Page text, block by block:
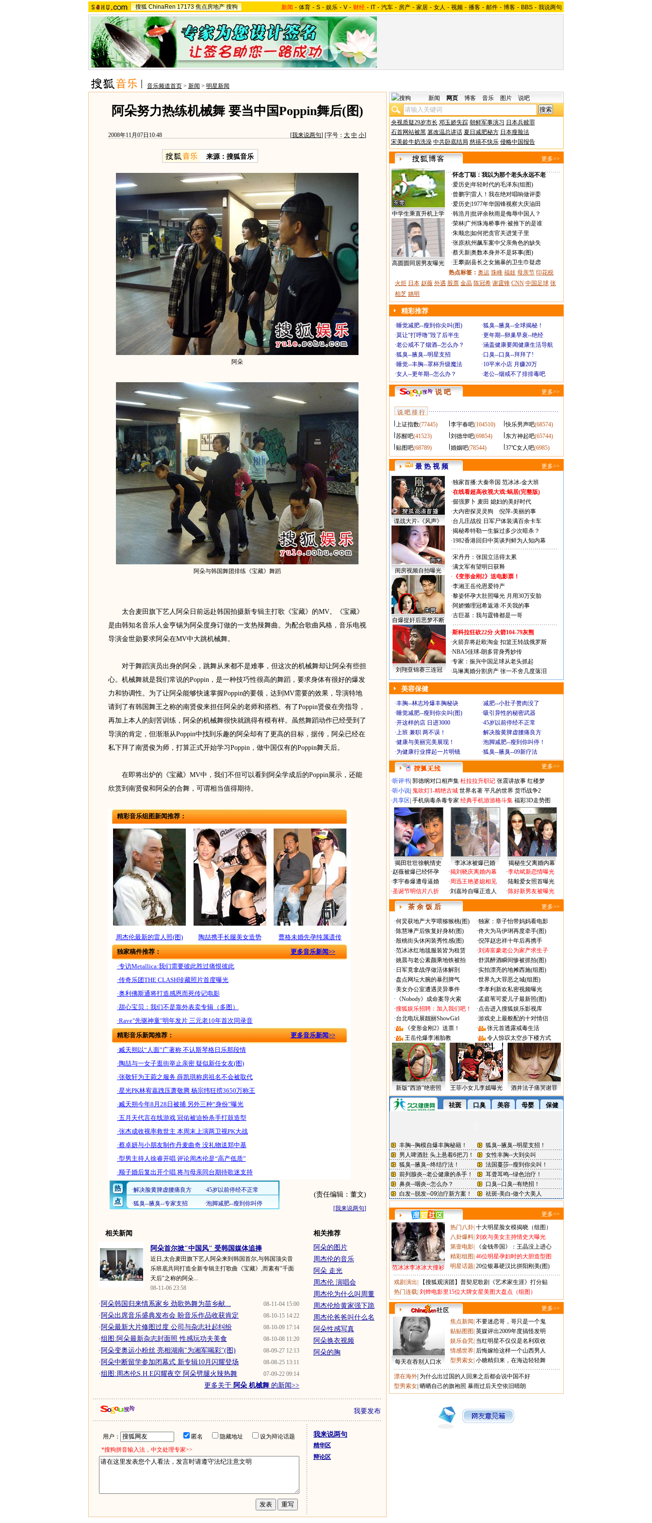
搜狐 ChinaRen 17173 焦点房地产 搜狗 新闻 - 体育 - S - 娱乐 - V - 财经 - IT - 汽车 - 房产 - 家居 - 女人 - 视频 - 播客 - 邮件 - 博客 - BBS - 我说两句
音乐频道首页 > 新闻 > 明星新闻
阿朵努力热练机械舞 要当中国Poppin舞后(图)
2008年11月07日10:48 [我来说两句] [字号： 大 中 小]
来源：搜狐音乐
阿朵
阿朵与韩国舞团排练《宝藏》舞蹈
太合麦田旗下艺人阿朵日前远赴韩国拍摄新专辑主打歌《宝藏》的MV。《宝藏》
是由韩知名音乐人金亨锡为阿朵度身订做的一支热辣舞曲。为配合歌曲风格，音乐电视
导演金世勋要求阿朵在MV中大跳机械舞。
对于舞蹈演员出身的阿朵，跳舞从来都不是难事，但这次的机械舞却让阿朵有些担
心。机械舞就是我们常说的Poppin，是一种技巧性很高的舞蹈，要求身体有很好的爆发
力和协调性。为了让阿朵能够快速掌握Poppin的要领，达到MV需要的效果，导演特地
请到了有韩国舞王之称的南贤俊来担任阿朵的老师和搭档。有了Poppin贤俊在旁指导，
再加上本人的刻苦训练，阿朵的机械舞很快就跳得有模有样。虽然舞蹈动作已经受到了
导演的肯定，但渐渐从Poppin中找到乐趣的阿朵却有了更高的目标，据传，阿朵已经在
私下拜了南贤俊为师，打算正式开始学习Poppin，做中国仅有的Poppin舞天后。
在即将出炉的《宝藏》MV中，我们不但可以看到阿朵学成后的Poppin展示，还能
欣赏到南贤俊和阿朵的合舞，可谓相当值得期待。
精彩音乐组图新闻推荐：
周杰伦最新的雷人照(图) 陶喆携手长腿美女造势
曹格未婚先孕纯属遗传
独家稿件推荐：
更多音乐新闻>>
·专访Metallica:我们需要彼此胜过痛恨彼此
·传奇乐团THE CLASH珍藏照片首度曝光
·奥利佛斯通将打造感恩而死传记电影
·甜心宝贝：我们不是靠外表卖专辑（多图）
·Rave"先驱神童"明年发片 三元老10年首次同录音
精彩音乐新闻推荐：
更多音乐新闻>>
·臧天朔以“人面”广著称 不认斯琴格日乐那段情
·陶喆与一女子逛街举止亲密 疑似新任女友(图)
·张敬轩为王菀之服务 薛凯琪称房祖名不会被取代
·星光PK林宥嘉跩压萧敬腾 杨宗纬狂捞3650万称王
·臧天朔今年8月28日被捕 另外三种“身份”曝光
·五月天代言在线游戏 冠佑被迫扮杀手打鼓造型
·张杰成收视率救世主 本周末上演两卫视PK大战
·蔡卓妍与小朋友制作丹麦曲奇 没礼物送郑中基
·型男主持人徐睿开唱 评论周杰伦是“高产低质”
·顺子婚后复出开个唱 将与母亲同台期待歌迷支持
(责任编辑：董文)
[我来说两句]
相关新闻
阿朵首尔掀"中国风" 受韩国媒体追捧
近日,太合麦田旗下艺人阿朵来到韩国首尔,与韩国顶尖音
乐班底共同打造全新专辑主打歌曲《宝藏》,而素有"千面
天后"之称的阿朵...
08-11-06 23:58
08-11-04 15:00
· 阿朵韩国归来情系家乡 劲歌热舞为苗乡献...
08-10-15 14:22
· 阿朵出席音乐盛典发布会 盼音乐作品收获肯定
08-10-09 17:14
· 阿朵最新大片修图过度 公司与杂志社起纠纷
08-10-08 11:20
·组图:阿朵最新杂志封面照 性感玩功夫美食
08-09-27 12:13
· 阿朵变奥运小粉丝 亮相湖南"为湘军喝彩"(图)
08-08-25 13:11
· 阿朵中断留学参加闭幕式 新专辑10月闪耀登场
07-09-22 09:14
·组图:周杰伦S.H.E闪耀夜空 阿朵劈腿火辣热舞
更多关于 阿朵 机械舞 的新闻>>
相关推荐
阿朵的图片
周杰伦的音乐
阿朵 走光
周杰伦 演唱会
周杰伦为什么叫周董
周杰伦给黄家强下跪
周杰伦爸爸叫什么名
阿朵性感写真
阿朵换衣视频
阿朵的胸
我要发布
用户： 匿名 隐藏地址
设为辩论话题
*搜狗拼音输入法，中文处理专家>>
我来说两句
精华区
辩论区
新闻 网页 博客 音乐 图片 说吧
央视质疑29岁市长 邓玉娇失踪 朝鲜军事演习 日本兵赎罪
石首网站被黑 篡改温总讲话 夏日减肥秘方 日本瘦脸法
宋美龄牛奶洗澡 中共卧底结局 慈禧不快乐 侵略中国报告
更多>>
中学生乘直升机上学
高圆圆同居男友曝光
·怀念丁聪：我以为那个老头永远不老
·爱历史 年轻时代的毛泽东(组图)
·曾鹏宇|雷人！我在绝对唱响做评委
·爱历史 1977年华国锋视察大庆油田
·韩浩月 批评余秋雨是侮辱中国人？
·荣林| 广州珠海桥事件:被推下的是谁
·朱顺忠 如何把贪官关进笼子里
·张原|杭州飙车案中父亲角色的缺失
·蔡天新|奥数本身并不是坏事(图)
·王攀|副县长之女施暴的卫生巾疑虑
热点标签： 奥运 珠峰 福娃 母亲节 印花税
火炬 日本 赵薇 外遇 股票 金晶 陈冠希 谢霆锋 CNN 中国足球 张
柏芝 姚明
精彩推荐
·睡觉减肥--瘦到你尖叫(图) ·狐臭--腋臭--全球揭秘！
·莫让“打呼噜”毁了后半生 ·更年期--卵巢早衰--绝经
·老公戒不了烟酒--怎么办？ ·涵盖健康要闻健康生活导航
·狐臭--腋臭--明星支招 ·口臭--口臭--拜拜了!
·睡觉--丰胸--罩杯升级魔法 ·10平米小店 月赚20万
·女人--更年期--怎么办？ ·老公--烟戒不了排排毒吧
说 吧 更多>>
说 吧 排 行
上证指数(77445) 李宇春吧(104510) 快乐男声吧(68574)
苏醒吧(41523) 刘德华吧(69854) 东方神起吧(65744)
贴图吧(68789) 婚姻吧(78544) 37℃女人吧(6985)
最 热 视 频 更多>>
谍战大片-《风声》
闺房视频自拍曝光
自爆捉奸后恶梦不断
·独家首播:大秦帝国 范冰冰-金大班
·在线看超高收视大戏:蜗居(完整版)
·倔强萝卜 麦田 媳妇的美好时代
·大内密探灵灵狗
倪萍-美丽的事
·台儿庄战役 日军尸体装满百余卡车
·揭秘希特勒一生躲过多少次暗杀？
·1982香港回归中英谈判鲜为人知内幕
·宋丹丹：张国立活得太累
·满文军有望明日获释
· 《变形金刚2》送电影票！
·李湘王岳伦恩爱待产
·黎姿怀孕大肚照曝光 月用30万安胎
·阿娇懒理冠希返港:不关我的事
·古巨基：我与霆锋都是一哥
刘翔亚锦赛三连冠
·斯科拉狂砍22分 火箭104-79灰熊
·火箭弃将赴欧淘金 扣篮王转战俄罗斯
·NBA5佳球-朗多背身秀妙传
·专家：振兴中国足球从老头抓起
·马琳离婚分割房产 张一不舍几度落泪
美容保健
·丰胸--林志玲爆丰胸秘诀 ·减肥--小肚子赘肉没了
·睡觉减肥--瘦到你尖叫(图) ·吸引异性的秘密武器
·开这样的店 日进3000 ·45岁以前停经不正常
·上班 兼职 两不误！ ·解决脸黄脾虚腰痛良方
·健康与美丽完美展现！ ·泡脚减肥--瘦到你叫停！
·为健康行业撑起一片明镜 ·狐臭--腋臭--09新疗法
更多>>
·听评书 郭德纲对口相声集 杜拉拉升职记 张震讲故事 红楼梦
·听小说 鬼吹灯1-精绝古城 世界名著 平凡的世界 货币战争2
·共享区 手机病毒杀毒专家 经典手机游游格斗集 福彩3D走势图
揭田壮壮徐帆情史 李冰冰被爆已婚
揭秘生父离婚内幕
·赵薇被爆已经怀孕
·李宇春爆遭母逼婚
·圣诞节明信片八折
·揭刘晓庆离婚内幕
·周迅王艳婆媳相见
·刘嘉玲自曝正造人
·李幼斌新恋情曝光
·陆毅爱女照首曝光
·陈好新男友被曝光
茶 余 饭 后 更多>>
·何炅获地产大亨喂猕猴桃(图) ·独家：章子怡带妈妈看电影
·陈慧琳产后恢复好身材(图) ·佟大为马伊琍再度牵手(图)
·殷桃街头休闲装秀性感(图) ·倪萍赵忠祥十年后再携手
·范冰冰红地毯服装皆为租赁 ·刘涛富豪老公为家产求生子
·姚晨与老公素颜乘地铁被拍 ·舒淇醉酒瞬间惨被抓拍(图)
· 日军竟拿战俘做活体解剖 ·实拍漂亮的地摊西施(组图)
·盘点网坛大腕的暴烈脾气 ·世界九大罪恶之城(组图)
·美女办公室遭遇灵异事件 ·李孝利新欢私密视频曝光
· 《Nobody》成命案导火索 ·孟庭苇可爱儿子最新照(图)
·搜狐娱乐招聘：加入我们吧！ ·点击进入搜狐娱乐影视库
·台北电玩展靓丽ShowGirl ·游戏史上最般配的十对情侣
·
《变形金刚2》送票！ ·
张元首透露戒毒生活
·
王岳伦爆李湘胎教 · 令人惊叹太空步下楼方式
新版“西游”绝密照 王菲小女儿李嫣曝光 酒井法子痛哭谢罪
更多>>
范冰冰李冰冰大撞衫
热门八卦 十大明星脸女模揭晓（组图）
八卦爆料 刘欢与美女主持情史大曝光
第壹电影
《金钱帝国》：王晶没上进心
精彩组图 46位明星孕妇时的大胆造型图
明星话题 20位银幕硬汉比拼阳刚美(图)
戏剧演出
【搜狐观演团】普契尼歌剧《艺术家生涯》打分贴
热门连载 刘烨电影里15位大牌女星美图大盘点（组图）
更多>>
每天在吞别人口水
焦点新闻 不要迷恋哥，哥只是一个鬼
贴贴图图 英媒评出2009年度搞怪发明
娱乐旮旯 当红明星不仅仅是名利双收
情感世界 后悔嫁给这样一个山西男人
型男索女 小糖精归来，在海边轻轻舞
漂在海外 为什么出过国的人回来之后都会说中国不好
型男索女 晒晒自己的旗袍照 暴雨过后天空依旧晴朗